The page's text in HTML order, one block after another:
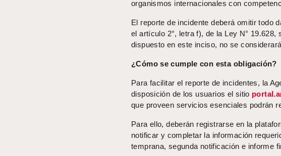
organismos internacionales con
El reporte de incidente deberá omitir todo
el artículo 2°, letra f), de la Ley N°
dispuesto en este inciso, no se
¿Cómo se cumple con esta obligación?
Para facilitar el reporte de incidentes, la
disposición de los usuarios el sitio
que proveen servicios esenciales podrán
Para ello, deberán registrarse en la
notificar y completar la información
temprana, segunda notificación e informe